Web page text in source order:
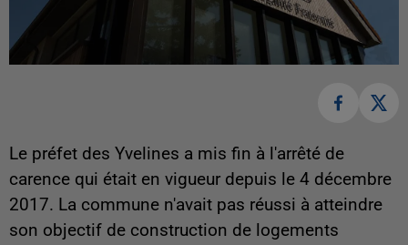
Le préfet des Yvelines a mis fin à l'arrêté de
carence qui était en vigueur depuis le 4 décembre
2017. La commune n'avait pas réussi à atteindre
son objectif de construction de logements